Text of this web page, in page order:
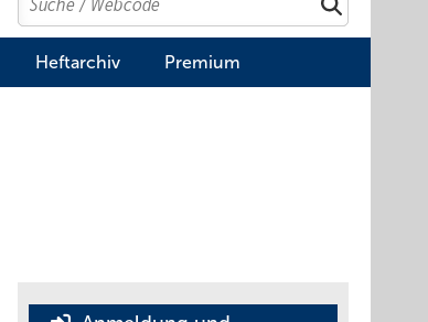
Heftarchiv Premium